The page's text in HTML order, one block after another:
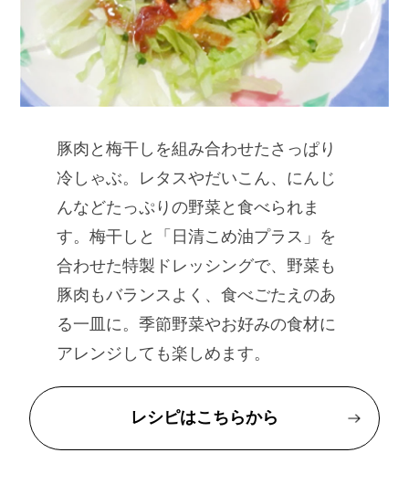
豚肉と梅干しを組み合わせたさっぱり
冷しゃぶ。レタスやだいこん、にんじ
んなどたっぷりの野菜と食べられま
す。梅干しと「日清こめ油プラス」を
合わせた特製ドレッシングで、野菜も
豚肉もバランスよく、食べごたえのあ
る一皿に。季節野菜やお好みの食材に
アレンジしても楽しめます。
レシピはこちらから